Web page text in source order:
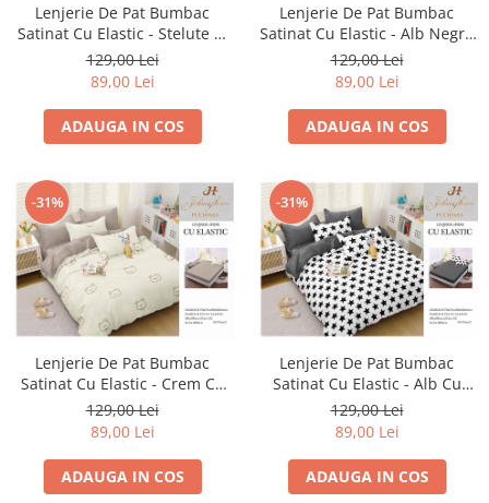
Lenjerie De Pat Bumbac
Satinat Cu Elastic - Stelute Si
Gene
129,00 Lei
89,00 Lei
ADAUGA IN COS
Lenjerie De Pat Bumbac
Satinat Cu Elastic - Alb Negru
Cu Dungi Late
129,00 Lei
89,00 Lei
ADAUGA IN COS
-31%
Lenjerie De Pat Bumbac
Satinat Cu Elastic - Crem Cu
Ursuleti
129,00 Lei
89,00 Lei
ADAUGA IN COS
-31%
Lenjerie De Pat Bumbac
Satinat Cu Elastic - Alb Cu
Stelute Negre
129,00 Lei
89,00 Lei
ADAUGA IN COS